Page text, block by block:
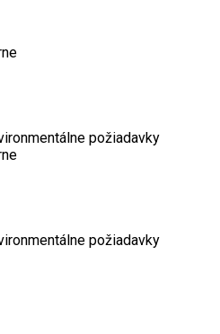
požiadavky
požiadavky